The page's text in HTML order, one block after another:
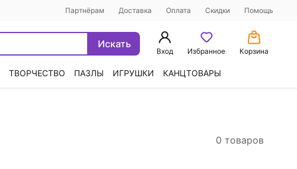
Партнёрам Доставка Оплата Скидки Помощь
Искать
Вход Избранное Корзина
ТВОРЧЕСТВО ПАЗЛЫ ИГРУШКИ КАНЦТОВАРЫ
0 товаров